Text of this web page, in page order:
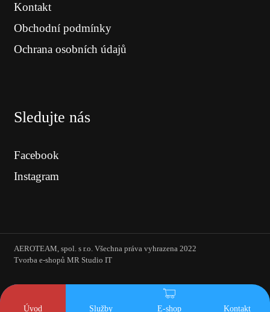
Úvod Služby E-shop Kontakt
Kontakt
Obchodní podmínky
Ochrana osobních údajů
Sledujte nás
Facebook
Instagram
AEROTEAM, spol. s r.o. Všechna práva vyhrazena 2022
Tvorba e-shopů MR Studio IT